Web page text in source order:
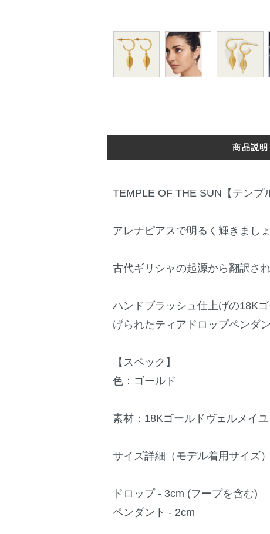
商品説明
TEMPLE OF THE SUN【テンプ
アレナピアスで明るく輝きましょ
古代ギリシャの起源から翻訳さ
ハンドブラッシュ仕上げの18K
げられたティアドロップペンダ
【スペック】
色：ゴールド
素材：18Kゴールドヴェルメイユ
サイズ詳細（モデル着用サイズ
ドロップ - 3cm (フープを含む)
ペンダント - 2cm